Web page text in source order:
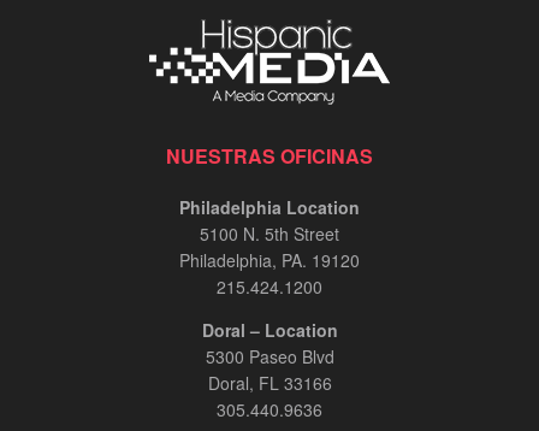
NUESTRAS OFICINAS
Philadelphia Location
5100 N. 5th Street
Philadelphia, PA. 19120
215.424.1200
Doral – Location
5300 Paseo Blvd
Doral, FL 33166
305.440.9636